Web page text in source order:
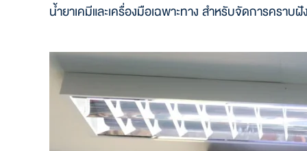
น้ำยาเคมีและเครื่องมือเฉพาะทาง สำหรับจัดการคราบฝั